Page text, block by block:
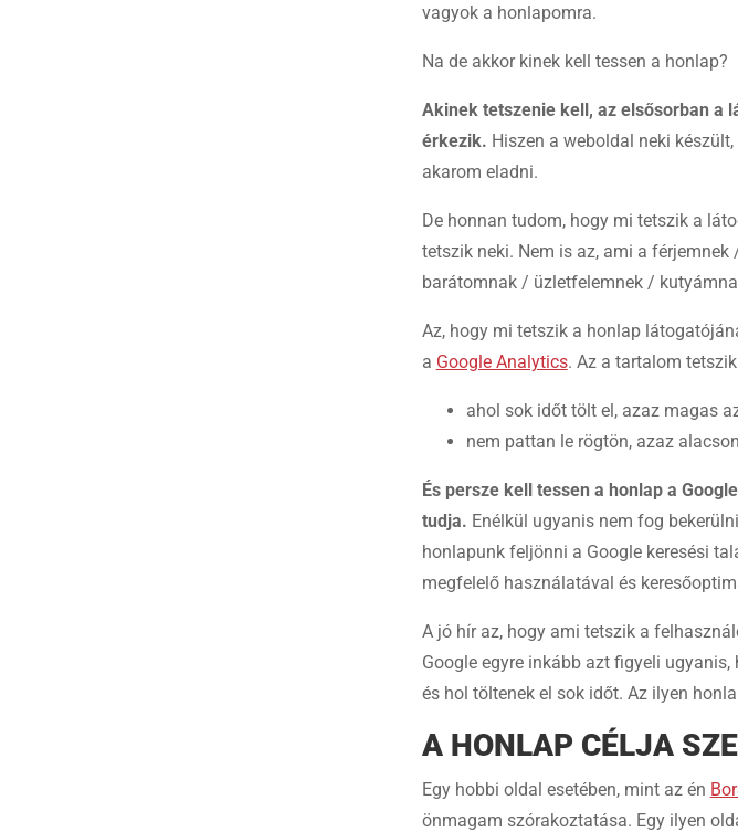
vagyok a honlapomra.
Na de akkor kinek kell tessen a honlap?
Akinek tetszenie kell, az elsősorban a
érkezik. Hiszen a weboldal neki
akarom eladni.
De honnan tudom, hogy mi tetszik a
tetszik neki. Nem is az, ami a
barátomnak / üzletfelemnek /
Az, hogy mi tetszik a honlap
a Google Analytics. Az a tartalom
ahol sok időt tölt el, azaz magas
nem pattan le rögtön, azaz
És persze kell tessen a honlap a
tudja. Enélkül ugyanis nem fog
honlapunk feljönni a Google keresési
megfelelő használatával és
A jó hír az, hogy ami tetszik a
Google egyre inkább azt figyeli
és hol töltenek el sok időt. Az ilyen
A HONLAP CÉLJA
Egy hobbi oldal esetében, mint az én
önmagam szórakoztatása. Egy ilyen